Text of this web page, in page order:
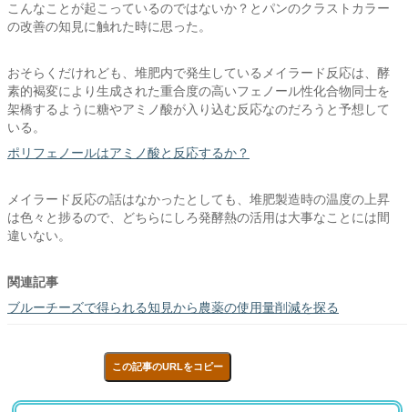
こんなことが起こっているのではないか？とパンのクラストカラー
の改善の知見に触れた時に思った。
おそらくだけれども、堆肥内で発生しているメイラード反応は、酵
素的褐変により生成された重合度の高いフェノール性化合物同士を
架橋するように糖やアミノ酸が入り込む反応なのだろうと予想して
いる。
ポリフェノールはアミノ酸と反応するか？
メイラード反応の話はなかったとしても、堆肥製造時の温度の上昇
は色々と捗るので、どちらにしろ発酵熱の活用は大事なことには間
違いない。
関連記事
ブルーチーズで得られる知見から農薬の使用量削減を探る
この記事のURLをコピー